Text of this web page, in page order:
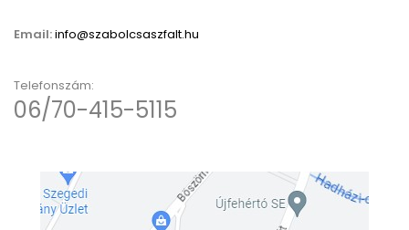
Email:info@szabolcsaszfalt.hu
Telefonszám:
06/70-415-5115